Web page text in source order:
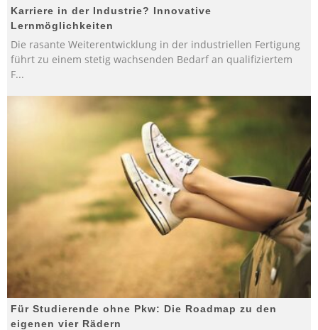
Karriere in der Industrie? Innovative
Lernmöglichkeiten
Die rasante Weiterentwicklung in der industriellen Fertigung
führt zu einem stetig wachsenden Bedarf an qualifiziertem
F...
Für Studierende ohne Pkw: Die Roadmap zu den
eigenen vier Rädern